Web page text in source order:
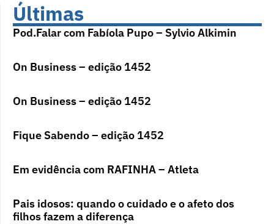
Últimas
Pod.Falar com Fabíola Pupo – Sylvio Alkimin
On Business – edição 1452
On Business – edição 1452
Fique Sabendo – edição 1452
Em evidência com RAFINHA – Atleta
Pais idosos: quando o cuidado e o afeto dos
filhos fazem a diferença